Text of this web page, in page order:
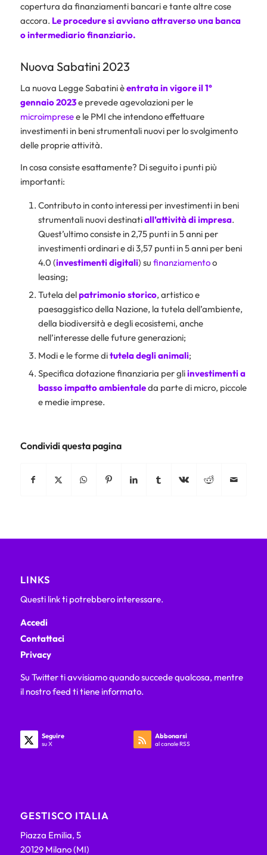
copertura da finanziamenti bancari e tante altre cose
accora. Le procedure si avviano attraverso una banca
o intermediario finanziario.
Nuova Sabatini 2023
La nuova Legge Sabatini èentrata in vigore il 1°
gennaio 2023e prevede agevolazioni per le
microimpresee le PMI che intendono effettuare
investimenti in beni strumentali nuovi per lo svolgimento
delle proprie attività.
In cosa consiste esattamente? Di seguito i punti più
importanti:
Contributo in conto interessi per investimenti in beni
strumentali nuovi destinatiall’attività di impresa.
Quest’ultimo consiste in 2,75 punti in 5 anni per
investimenti ordinari e di 3,57 punti in 5 anni per beni
4.0 (investimenti digitali) su finanziamentoo
leasing;
Tutela delpatrimonio storico, artistico e
paesaggistico della Nazione, la tutela dell’ambiente,
della biodiversità e degli ecosistemi, anche
nell’interesse delle future generazioni;
Modi e le forme ditutela degli animali;
Specifica dotazione finanziaria per gliinvestimenti a
basso impatto ambientaleda parte di micro, piccole
e medie imprese.
Condividi questa pagina
LINKS
Questi link ti potrebbero interessare.
Accedi
Contattaci
Privacy
Su Twitter ti avvisiamo quando succede qualcosa, mentre
il nostro feed ti tiene informato.
Seguire
su X
Abbonarsi
al canale RSS
GESTISCO ITALIA
Piazza Emilia, 5
20129 Milano (MI)